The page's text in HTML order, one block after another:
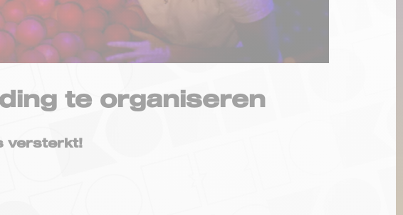
te organiseren
versterkt!